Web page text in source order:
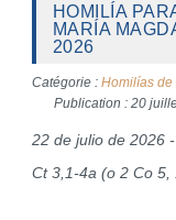
HOMILÍA
MARÍA
2026
Catégorie : Homilías de
Publication : 20
22 de julio de 2026
Ct 3,1-4a (o 2 Co